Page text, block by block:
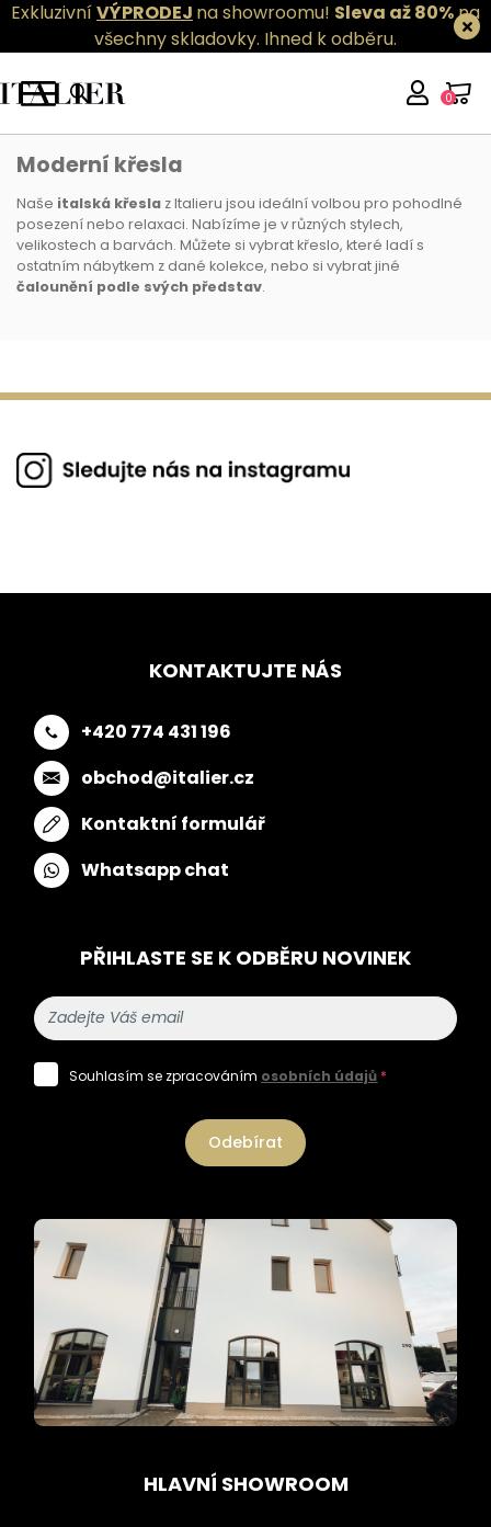
ExkluzivníVÝPRODEJ na showroomu! Sleva až 80%na
všechny skladovky. Ihned k odběru.
0
Křesla
Moderní křesla
Naše italská křesla z Italieru jsou ideální volbou pro pohodlné
posezení nebo relaxaci. Nabízíme je v různých stylech,
velikostech a barvách. Můžete si vybrat křeslo, které ladí s
ostatním nábytkem z dané kolekce, nebo si vybrat jiné
čalounění podle svých představ.
KONTAKTUJTE NÁS
+420 774 431 196
obchod@italier.cz
Kontaktní formulář
Whatsapp chat
PŘIHLASTE SE K ODBĚRU NOVINEK
Souhlasím se zpracováním osobních údajů *
Odebírat
HLAVNÍ SHOWROOM